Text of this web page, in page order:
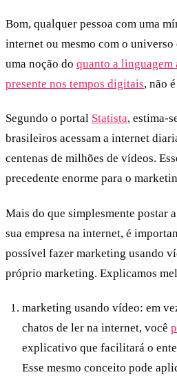
Bom, qualquer pessoa com uma
internet ou mesmo com o
uma noção do quanto a linguagem
presente nos tempos digitais, não
Segundo o portal Statista, estima-
brasileiros acessam a internet
centenas de milhões de vídeos.
precedente enorme para o
Mais do que simplesmente postar
sua empresa na internet, é
possível fazer marketing usando
próprio marketing. Explicamos
marketing usando vídeo: em
chatos de ler na internet, você
explicativo que facilitará o
Esse mesmo conceito pode